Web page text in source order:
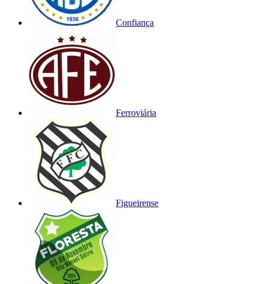
Confiança
Ferroviária
Figueirense